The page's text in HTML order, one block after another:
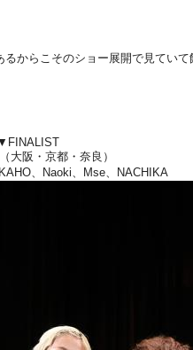
からこそのショー展開で見てい
大阪・京都・奈良）
、Naoki、Mse、NACHIKA